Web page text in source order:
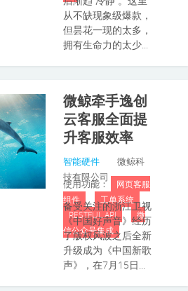
从不缺现象级爆款，
但昙花一现的太多，
拥有生命力的太少...
微鲸牵手逸创
云客服全面提
升客服效率
智能硬件
微鲸科
技有限公司
使用功能：
网页客服
组件
工单系统
RESTFUL API
微
信公众号集成
备受关注的浙江卫视
《中国好声音》经历
了版权风波之后全新
升级成为《中国新歌
声》，在7月15日...